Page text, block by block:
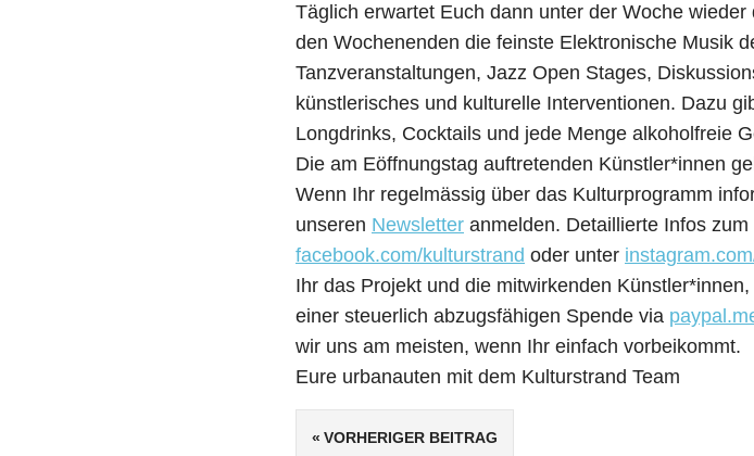
Täglich erwartet Euch dann unter der Woche
den Wochenenden die feinste Elektronische Musik
Tanzveranstaltungen, Jazz Open Stages,
künstlerisches und kulturelle Interventionen. Dazu
Longdrinks, Cocktails und jede Menge alkoholfreie
Die am Eöffnungstag auftretenden Künstler*innen
Wenn Ihr regelmässig über das Kulturprogramm
unseren Newsletter anmelden. Detaillierte Infos
facebook.com/kulturstrand oder unter
Ihr das Projekt und die mitwirkenden
einer steuerlich abzugsfähigen Spende via
wir uns am meisten, wenn Ihr einfach vorbeikommt.
Eure urbanauten mit dem Kulturstrand Team
VORHERIGER BEITRAG